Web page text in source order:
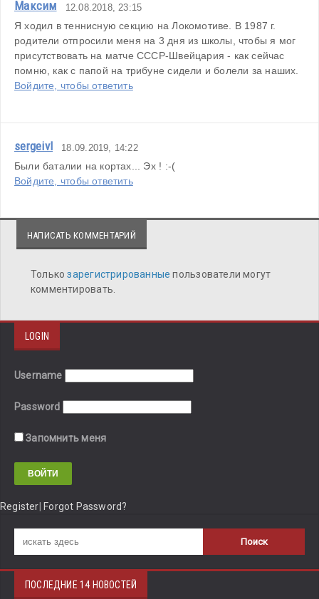
Максим 12.08.2018, 23:15
Я ходил в теннисную секцию на Локомотиве. В 1987 г.
родители отпросили меня на 3 дня из школы, чтобы я мог
присутствовать на матче СССР-Швейцария - как сейчас
помню, как с папой на трибуне сидели и болели за наших.
Войдите, чтобы ответить
sergeivl 18.09.2019, 14:22
Были баталии на кортах... Эх ! :-(
Войдите, чтобы ответить
НАПИСАТЬ КОММЕНТАРИЙ
Толькозарегистрированныепользователи могут
комментировать.
LOGIN
Username
Password
Запомнить меня
Register Forgot Password?
ПОСЛЕДНИЕ 14 НОВОСТЕЙ